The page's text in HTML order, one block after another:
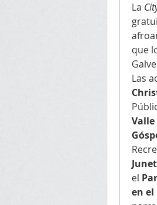
La
que
Las
Valle
el
en el